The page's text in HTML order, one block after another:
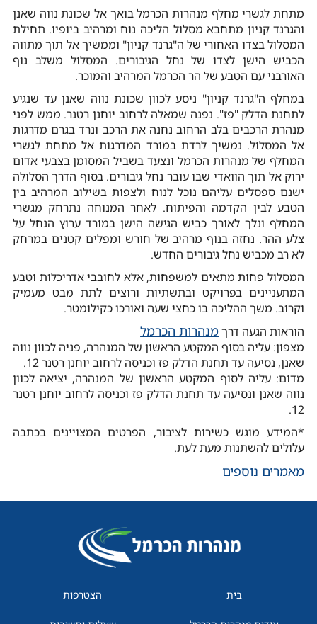
מתחת לגשרי מחלף מנהרות הכרמל בואך אל שכונת נווה שאנן
והגרנד קניון מתחבא מסלול הליכה נוח ומרהיב ביופיו. תחילת
המסלול בצדו האחורי של ה"גרנד קניון" וממשיך אל תוך מתווה
הכביש הישן לצדו של נחל הגיבורים. המסלול משלב נוף
האורבני עם הטבע של הר הכרמל המרהיב והמוכר.
במחלף ה"גרנד קניון" ניסע לכוון שכונת נווה שאנן עד שנגיע
לתחנת הדלק "פז". נפנה שמאלה לרחוב יוחנן רטנר. ממש לפני
מנהרת הרכבים בלב הרחוב נחנה את הרכב ונרד בגרם מדרגות
אל המסלול. נמשיך לרדת במורד המדרגות אל מתחת לגשרי
המחלף של מנהרות הכרמל ונצעד בשביל המסומן בצבעי אדום
ירוק אל תוך הוואדי שבו עובר נחל גיבורים. בסוף הדרך הסלולה
ישנם ספסלים עליהם נוכל לנוח ולצפות בשילוב המרהיב בין
הטבע לבין הקדמה והפיתוח. לאחר המנוחה נתרחק מגשרי
המחלף ונלך לאורך כביש הגישה הישן במורד ערוץ הנחל על
צלע ההר. נחזה בנוף מרהיב של חורש ומפלים קטנים במרחק
לא רב מכביש נחל גיבורים החדש.
המסלול פחות מתאים למשפחות, אלא לחובבי אדריכלות וטבע
המתעניינים בפרויקט ובתשתיות ורוצים לתת מבט מעמיק
וקרוב. משך ההליכה בו כחצי שעה ואורכו כקילומטר.
הוראות הגעה דרךמנהרות הכרמל
מצפון: עליה בסוף המקטע הראשון של המנהרה, פניה לכוון נווה
שאנן, נסיעה עד תחנת הדלק פז וכניסה לרחוב יוחנן רטנר 12.
מדום: עליה לסוף המקטע הראשון של המנהרה, יציאה לכוון
נווה שאנן ונסיעה עד תחנת הדלק פז וכניסה לרחוב יוחנן רטנר
12.
*המידע מוגש כשירות לציבור, הפרטים המצויינים בכתבה
עלולים להשתנות מעת לעת.
מאמרים נוספים
בית הצטרפות